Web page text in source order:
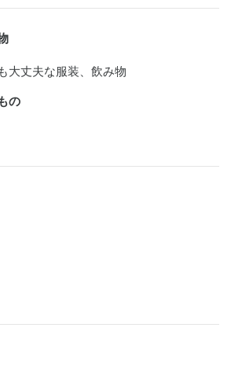
大丈夫な服装、飲み物
の